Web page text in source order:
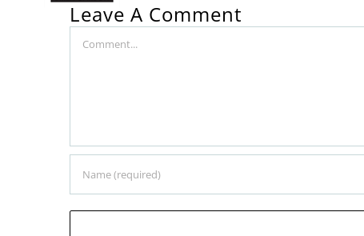
Leave A Comment
Comment